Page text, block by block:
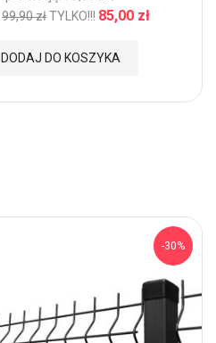
99,90 złTYLKO!!! 85,00 zł
DODAJ DO KOSZYKA
-30%